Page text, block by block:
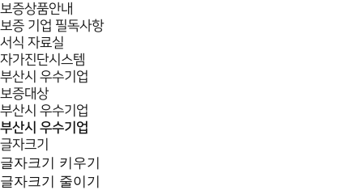
보증상품안내
보증 기업 필독사항
서식 자료실
자가진단시스템
부산시 우수기업
보증대상
부산시 우수기업
부산시 우수기업
글자크기
글자크기 키우기
글자크기 줄이기